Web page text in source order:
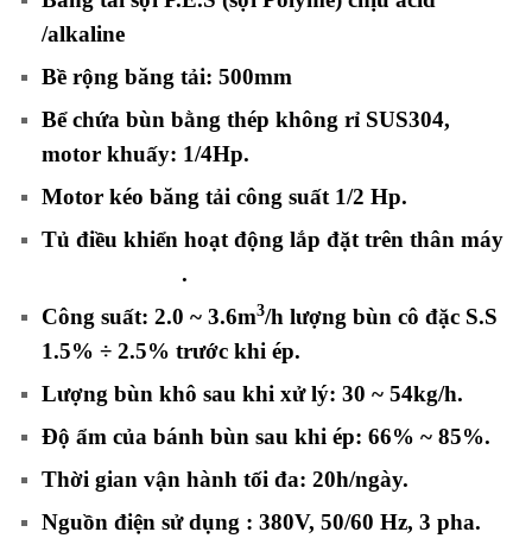
/alkaline
Bề rộng băng tải: 500mm
Bể chứa bùn bằng thép không rỉ SUS304,
motor khuấy: 1/4Hp.
Motor kéo băng tải công suất 1/2 Hp.
Tủ điều khiển hoạt động lắp đặt trên thân máy
.
Công suất: 2.0 ~ 3.6m3/h lượng bùn cô đặc S.S
1.5% ÷ 2.5% trước khi ép.
Lượng bùn khô sau khi xử lý: 30 ~ 54kg/h.
Độ ẩm của bánh bùn sau khi ép: 66% ~ 85%.
Thời gian vận hành tối đa: 20h/ngày.
Nguồn điện sử dụng : 380V, 50/60 Hz, 3 pha.